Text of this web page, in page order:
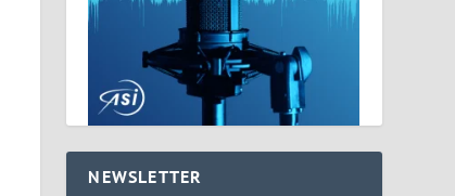
NEWSLETTER